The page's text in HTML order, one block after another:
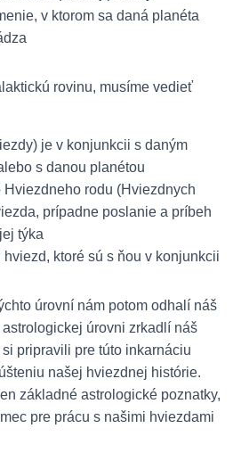
v ktorom sa daná planéta
rovinu, musíme vedieť
je v konjunkcii s daným
s danou planétou
rodu (Hviezdnych
prípadne poslanie a príbeh
týka
ktoré sú s ňou v konjunkcii
úrovní nám potom odhalí náš
úrovni zrkadlí náš
pripravili pre túto inkarnáciu
našej hviezdnej histórie.
základné astrologické poznatky,
pre prácu s našimi hviezdami